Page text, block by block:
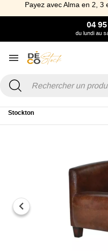
Payez avec Alma en 2, 3
04
du lundi au
Stockton